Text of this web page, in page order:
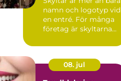
namn och logotyp vid
en entré. För många
företag är skyltarna
08. jul